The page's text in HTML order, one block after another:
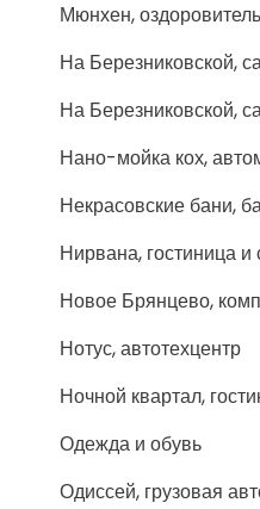
Мюнхен,
На Березниковской,
На Березниковской,
Нано-мойка кох,
Некрасовские бани,
Нирвана, гостиница и
Новое Брянцево,
Нотус, автотехцентр
Ночной квартал,
Одежда и обувь
Одиссей, грузовая